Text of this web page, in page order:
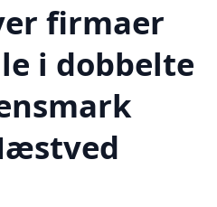
firmaer
i dobbelte